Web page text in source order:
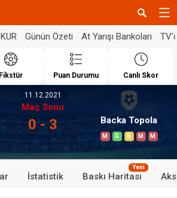
Günün Özeti At Yarışı Bankoları
Fikstür Puan Durumu Canlı Skor
11.12.2021
Maç Sonu
0 - 3 Backa Topola
M G B M M
İstatistik Baskı Haritası
Yeni